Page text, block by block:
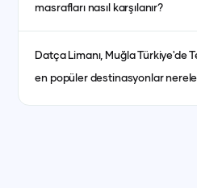
tecrübesine sahip olmanız
masrafları nasıl karşılanır?
teknelerde fiyat ayrı
kısmında görebilirsiniz.
Datça Limanı, MuğlaTürkiye'de
en popüler destinasyonlar